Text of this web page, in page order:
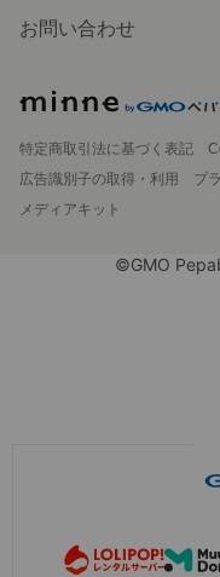
お問い合わせ
特定商取引法に基づく表記
広告識別子の取得・利用
プ
メディアキット
©GMO